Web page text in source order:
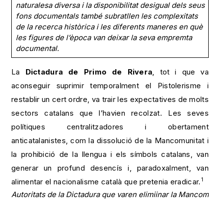
naturalesa diversa i la disponibilitat desigual dels seus
fons documentals també subratllen les complexitats
de la recerca històrica i les diferents maneres en què
les figures de l’època van deixar la seva empremta
documental.
La Dictadura de Primo de Rivera, tot i que va
aconseguir suprimir temporalment el Pistolerisme i
restablir un cert ordre, va trair les expectatives de molts
sectors catalans que l’havien recolzat. Les seves
polítiques centralitzadores i obertament
anticatalanistes, com la dissolució de la Mancomunitat i
la prohibició de la llengua i els símbols catalans, van
generar un profund desencís i, paradoxalment, van
alimentar el nacionalisme català que pretenia eradicar. 1
Autoritats de la Dictadura que varen elimiinar la